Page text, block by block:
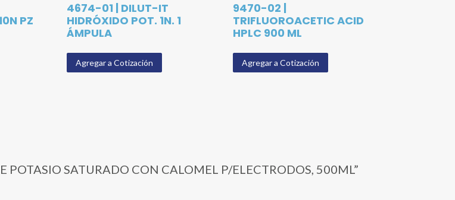
PZ
4674-01 | DILUT-IT
HIDRÓXIDO POT. 1N. 1
ÁMPULA
Agregar a Cotización
9470-02 |
TRIFLUOROACETIC ACID
HPLC 900 ML
Agregar a Cotización
SATURADO CON CALOMEL P/ELECTRODOS, 500ML”